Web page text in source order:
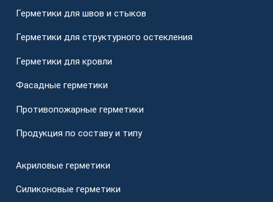
Герметики для швов и стыков
Герметики для структурного остекления
Герметики для кровли
Фасадные герметики
Противопожарные герметики
Продукция по составу и типу
Акриловые герметики
Силиконовые герметики